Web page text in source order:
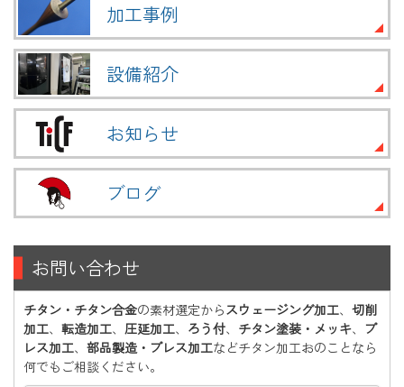
加工事例
設備紹介
お知らせ
ブログ
お問い合わせ
チタン・チタン合金の素材選定からスウェージング加工、 切削
加工、 転造加工、 圧延加工、 ろう付、 チタン塗装・メッキ、 プ
レス加工、 部品製造・プレス加工などチタン加工おのことなら
何でもご相談ください。